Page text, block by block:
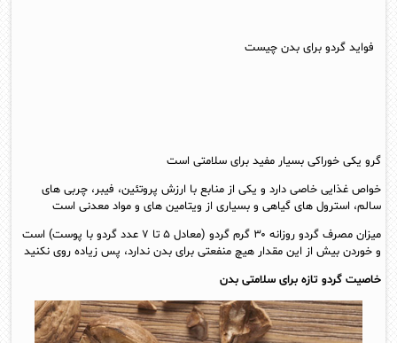
فواید گردو برای بدن چیست
گرو یکی خوراکی بسیار مفید برای سلامتی است
خواص غذایی خاصی دارد و یکی از منابع با ارزش پروتئین، فیبر، چربی های
سالم، استرول های گیاهی و بسیاری از ویتامین های و مواد معدنی است
میزان مصرف گردو روزانه ۳۰ گرم گردو (معادل ۵ تا ۷ عدد گردو با پوست) است
و خوردن بیش از این مقدار هیچ منفعتی برای بدن ندارد، پس زیاده روی نکنید
خاصیت گردو تازه برای سلامتی بدن